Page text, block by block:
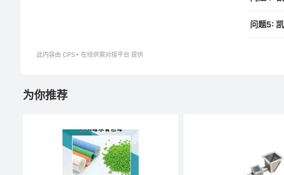
问题5:
此内容由 CPS+ 在线供需对接平台 提供
为你推荐